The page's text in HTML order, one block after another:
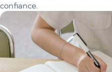
confiance.